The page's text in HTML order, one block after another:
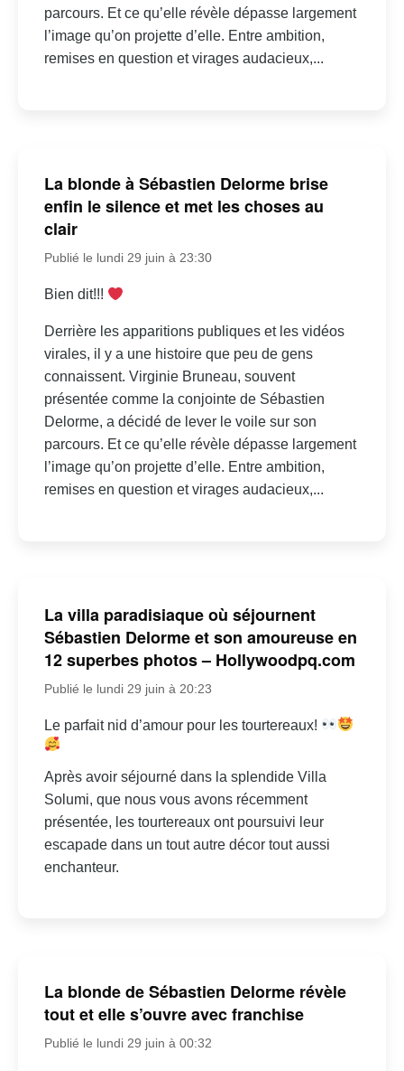
parcours. Et ce qu’elle révèle dépasse largement
l’image qu’on projette d’elle. Entre ambition,
remises en question et virages audacieux,...
La blonde à Sébastien Delorme brise
enfin le silence et met les choses au
clair
Publié le lundi 29 juin à 23:30
Bien dit!!!
Derrière les apparitions publiques et les vidéos
virales, il y a une histoire que peu de gens
connaissent. Virginie Bruneau, souvent
présentée comme la conjointe de Sébastien
Delorme, a décidé de lever le voile sur son
parcours. Et ce qu’elle révèle dépasse largement
l’image qu’on projette d’elle. Entre ambition,
remises en question et virages audacieux,...
La villa paradisiaque où séjournent
Sébastien Delorme et son amoureuse en
12 superbes photos – Hollywoodpq.com
Publié le lundi 29 juin à 20:23
Le parfait nid d’amour pour les tourtereaux!
Après avoir séjourné dans la splendide Villa
Solumi, que nous vous avons récemment
présentée, les tourtereaux ont poursuivi leur
escapade dans un tout autre décor tout aussi
enchanteur.
La blonde de Sébastien Delorme révèle
tout et elle s’ouvre avec franchise
Publié le lundi 29 juin à 00:32